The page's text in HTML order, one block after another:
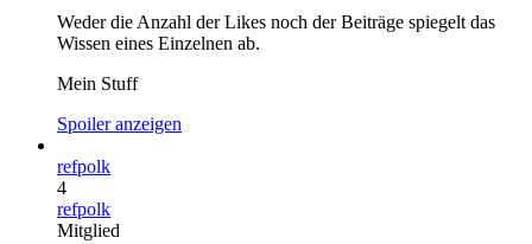
Weder die Anzahl der Likes noch der Beiträge spiegelt das
Wissen eines Einzelnen ab.
Mein Stuff
Spoiler anzeigen
refpolk
4
refpolk
Mitglied